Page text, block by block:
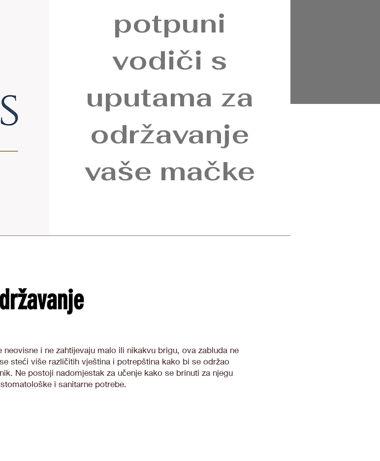
potpuni
vodiči s
uputama za
održavanje
vaše mačke
i ne zahtijevaju malo ili nikakvu brigu, ova zabluda ne
steći više različitih vještina i potrepština kako bi se održao
Ne postoji nadomjestak za učenje kako se brinuti za njegu
i sanitarne potrebe.